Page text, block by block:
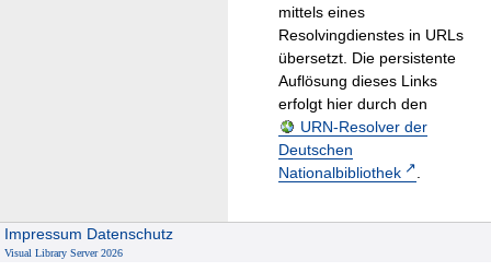
mittels eines
Resolvingdienstes in URLs
übersetzt. Die persistente
Auflösung dieses Links
erfolgt hier durch den
URN-Resolver der
Deutschen
Nationalbibliothek
.
Impressum Datenschutz
Visual Library Server 2026